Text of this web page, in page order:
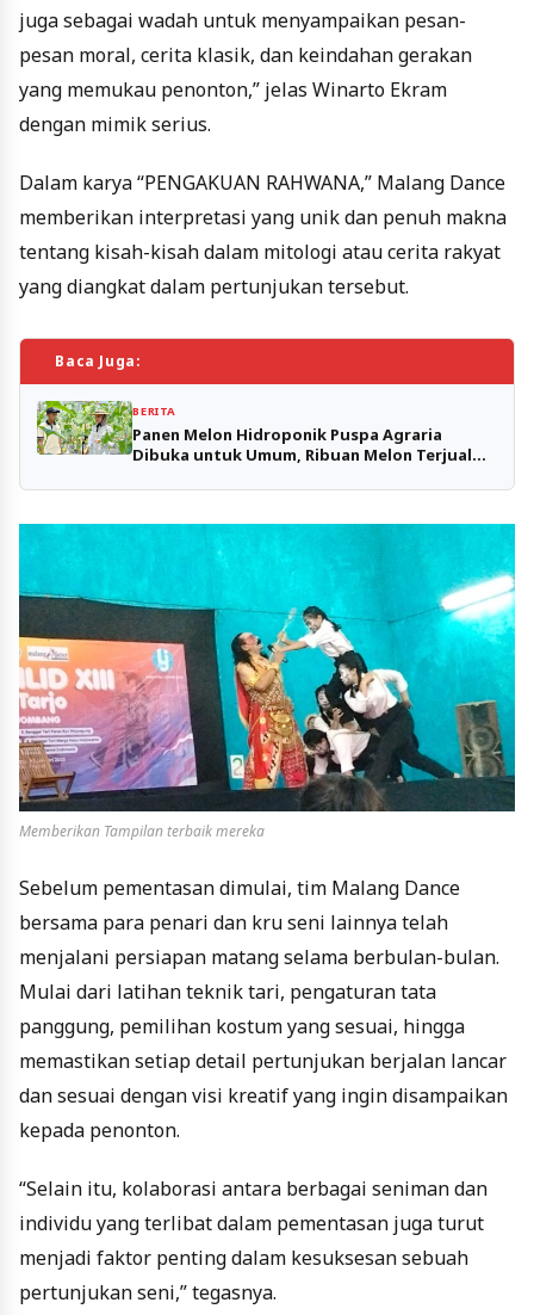
juga sebagai wadah untuk menyampaikan pesan-
pesan moral, cerita klasik, dan keindahan gerakan
yang memukau penonton,” jelas Winarto Ekram
dengan mimik serius.
Dalam karya “PENGAKUAN RAHWANA,” Malang Dance
memberikan interpretasi yang unik dan penuh makna
tentang kisah-kisah dalam mitologi atau cerita rakyat
yang diangkat dalam pertunjukan tersebut.
Baca Juga:
BERITA
Panen Melon Hidroponik Puspa Agraria
Dibuka untuk Umum, Ribuan Melon Terjual
Memberikan Tampilan terbaik mereka
Sebelum pementasan dimulai, tim Malang Dance
bersama para penari dan kru seni lainnya telah
menjalani persiapan matang selama berbulan-bulan.
Mulai dari latihan teknik tari, pengaturan tata
panggung, pemilihan kostum yang sesuai, hingga
memastikan setiap detail pertunjukan berjalan lancar
dan sesuai dengan visi kreatif yang ingin disampaikan
kepada penonton.
“Selain itu, kolaborasi antara berbagai seniman dan
individu yang terlibat dalam pementasan juga turut
menjadi faktor penting dalam kesuksesan sebuah
pertunjukan seni,” tegasnya.